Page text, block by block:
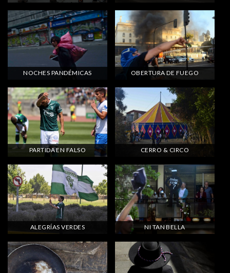
NOCHES PANDÉMICAS OBERTURA DE FUEGO
PARTIDA EN FALSO CERRO & CIRCO
ALEGRÍAS VERDES NI TAN BELLA